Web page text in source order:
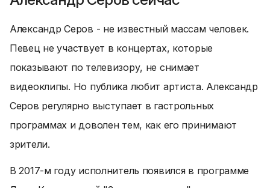
Александр Серов - не известный массам человек.
Певец не участвует в концертах, которые
показывают по телевизору, не снимает
видеоклипы. Но публика любит артиста. Александр
Серов регулярно выступает в гастрольных
программах и доволен тем, как его принимают
зрители.
В 2017-м году исполнитель появился в программе